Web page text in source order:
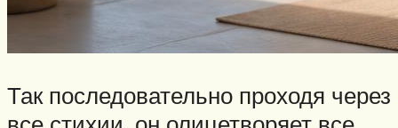
Так последовательно проходя через